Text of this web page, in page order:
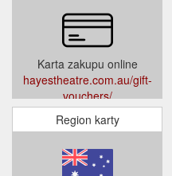
Karta zakupu online
hayestheatre.com.au/gift-
vouchers/
Region karty